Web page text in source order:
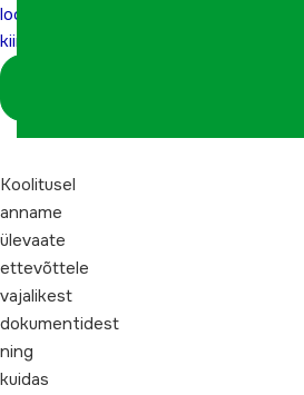
loomise
kiirülevaade
Koolitusel
anname
ülevaate
ettevõttele
vajalikest
dokumentidest
ning
kuidas